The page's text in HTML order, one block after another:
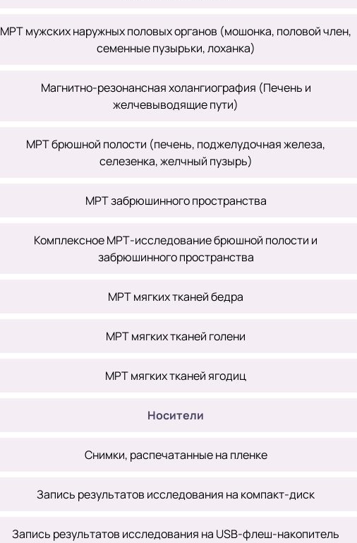
МРТ мужских наружных половых органов (мошонка, половой член,
семенные пузырьки, лоханка)
Магнитно-резонансная холангиография (Печень и
желчевыводящие пути)
МРТ брюшной полости (печень, поджелудочная железа,
селезенка, желчный пузырь)
МРТ забрюшинного пространства
Комплексное МРТ-исследование брюшной полости и
забрюшинного пространства
МРТ мягких тканей бедра
МРТ мягких тканей голени
МРТ мягких тканей ягодиц
Носители
Снимки, распечатанные на пленке
Запись результатов исследования на компакт-диск
Запись результатов исследования на USB-флеш-накопитель